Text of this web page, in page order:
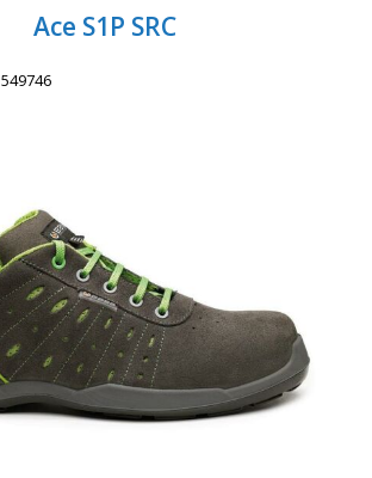
Wil je snel een advies? Bel nu 053-7920045 of 06-55731304
Ace S1P SRC
549746